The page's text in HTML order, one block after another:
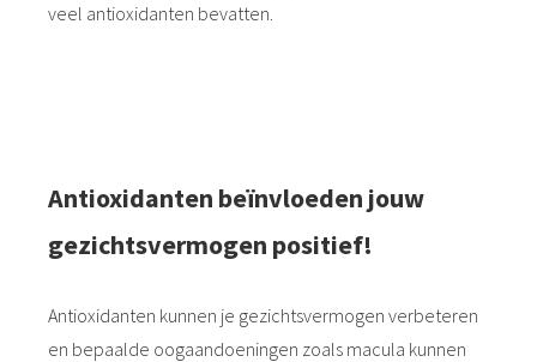
veel antioxidanten bevatten.
Antioxidanten beïnvloeden jouw
gezichtsvermogen positief!
Antioxidanten kunnen je gezichtsvermogen verbeteren
en bepaalde oogaandoeningen zoals macula kunnen